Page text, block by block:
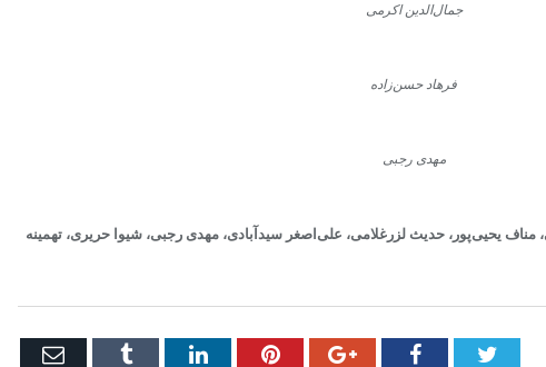
جمال‌الدین اکرمی
فرهاد حسن‌زاده
مهدی رجبی
یحیی‌پور، حدیث لزرغلامی، علی‌اصغر سیدآبادی، مهدی رجبی، شیوا حریری، تهمینه
Twitter
Facebook
Google+
Pinterest
LinkedIn
Tumblr
Email